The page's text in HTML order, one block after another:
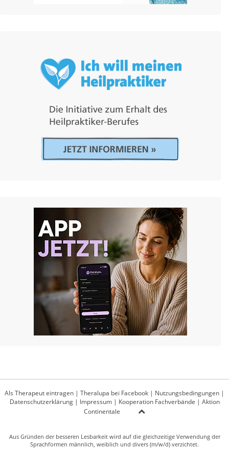
Als Therapeut eintragen | Theralupa bei Facebook | Nutzungsbedingungen |
Datenschutzerklärung| Impressum| Kooperation Fachverbände | Aktion
Continentale
Aus Gründen der besseren Lesbarkeit wird auf die gleichzeitige Verwendung der
Sprachformen männlich, weiblich und divers (m/w/d) verzichtet.